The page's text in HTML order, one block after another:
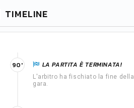
TIMELINE
LA PARTITA È TERMINATA!
L'arbitro ha fischiato la fine della
gara.
90'